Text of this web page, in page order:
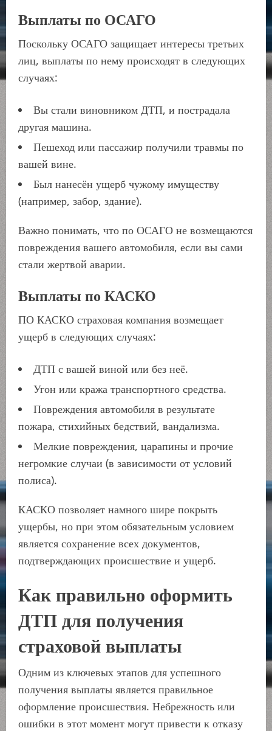
Выплаты по ОСАГО
Поскольку ОСАГО защищает интересы третьих
лиц, выплаты по нему происходят в следующих
случаях:
Вы стали виновником ДТП, и пострадала
другая машина.
Пешеход или пассажир получили травмы по
вашей вине.
Был нанесён ущерб чужому имуществу
(например, забор, здание).
Важно понимать, что по ОСАГО не возмещаются
повреждения вашего автомобиля, если вы сами
стали жертвой аварии.
Выплаты по КАСКО
ПО КАСКО страховая компания возмещает
ущерб в следующих случаях:
ДТП с вашей виной или без неё.
Угон или кража транспортного средства.
Повреждения автомобиля в результате
пожара, стихийных бедствий, вандализма.
Мелкие повреждения, царапины и прочие
негромкие случаи (в зависимости от условий
полиса).
КАСКО позволяет намного шире покрыть
ущербы, но при этом обязательным условием
является сохранение всех документов,
подтверждающих происшествие и ущерб.
Как правильно оформить
ДТП для получения
страховой выплаты
Одним из ключевых этапов для успешного
получения выплаты является правильное
оформление происшествия. Небрежность или
ошибки в этот момент могут привести к отказу